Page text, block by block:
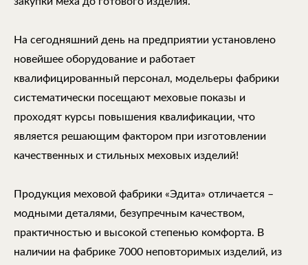
На сегодняшний день на предприятии установлено
новейшее оборудование и работает
квалифицированный персонал, модельеры фабрики
систематически посещают меховые показы и
проходят курсы повышения квалификации, что
является решающим фактором при изготовлении
качественных и стильных меховых изделий!
Продукция меховой фабрики «Эдита» отличается –
модными деталями, безупречным качеством,
практичностью и высокой степенью комфорта. В
наличии на фабрике 7000 неповторимых изделий, из